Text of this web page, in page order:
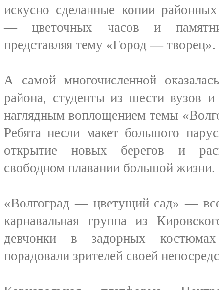
искусно сделанные копии районных
— цветочных часов и
представляя тему «Город — творец».
А самой многочисленной
района, студенты из шести вузов и
наглядным воплощением темы
Ребята несли макет большого
открытие новых берегов и
свободном плавании большой жизни.
«Волгоград — цветущий сад» —
карнавальная группа из
девчонки в задорных
порадовали зрителей своей